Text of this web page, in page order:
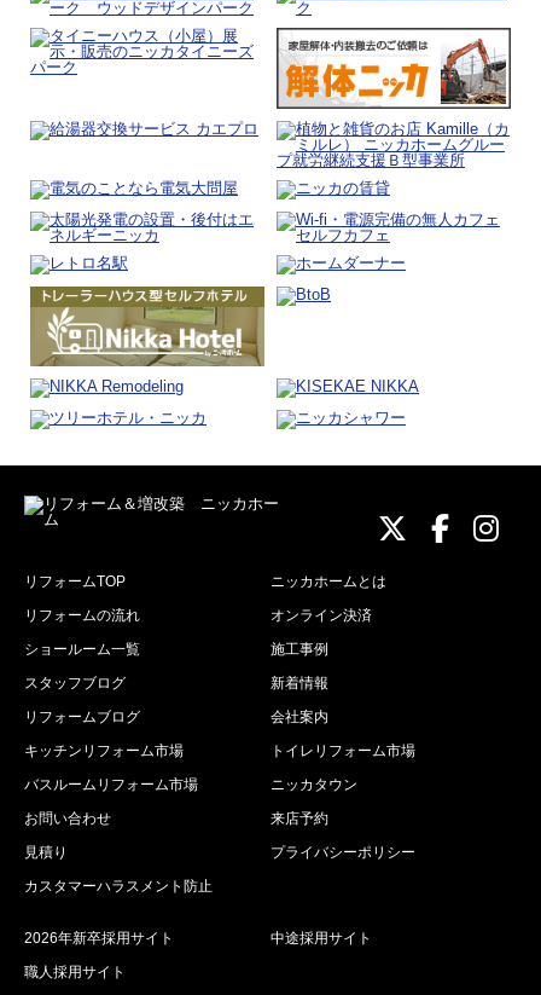
ニッカ
ニッニ
リフォームTOP
ニッカホームとは
リフォームの流れ
オンライン決済
ショールーム一覧
施工事例
スタッフブログ
新着情報
リフォームブログ
会社案内
キッチンリフォーム市場
トイレリフォーム市場
バスルームリフォーム市場
ニッカタウン
お問い合わせ
来店予約
見積り
プライバシーポリシー
カスタマーハラスメント防止
2026年新卒採用サイト
中途採用サイト
職人採用サイト